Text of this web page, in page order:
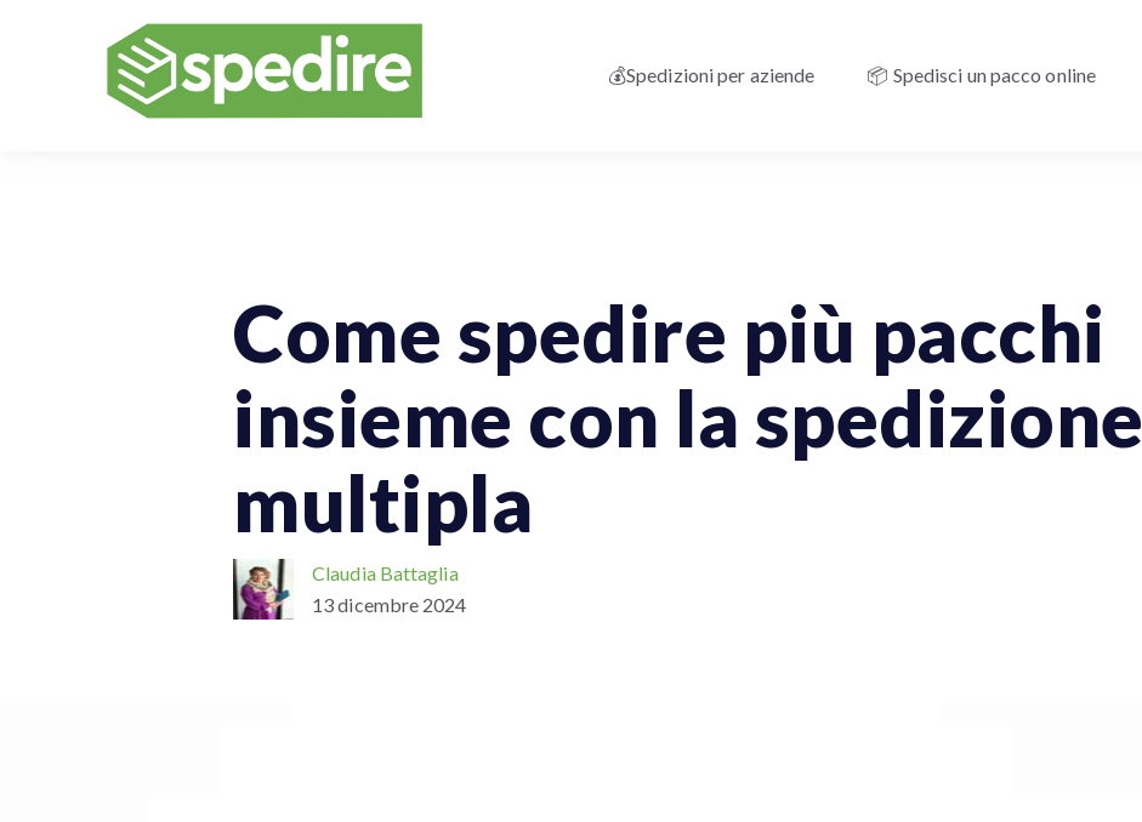
💰Spedizioni per aziende 📦 Spedisci un pacco online
Come spedire più pacchi
insieme con la spedizione
multipla
Claudia Battaglia
13 dicembre 2024